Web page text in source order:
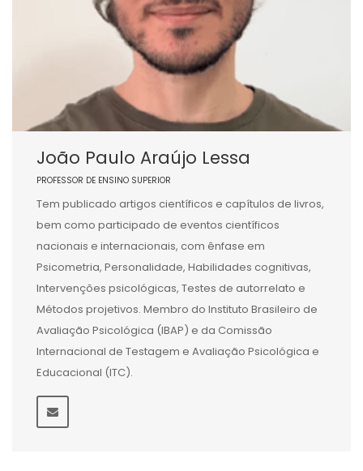
João Paulo Araújo Lessa
PROFESSOR DE ENSINO SUPERIOR
Tem publicado artigos científicos e capítulos de livros,
bem como participado de eventos científicos
nacionais e internacionais, com ênfase em
Psicometria, Personalidade, Habilidades cognitivas,
Intervenções psicológicas, Testes de autorrelato e
Métodos projetivos. Membro do Instituto Brasileiro de
Avaliação Psicológica (IBAP) e da Comissão
Internacional de Testagem e Avaliação Psicológica e
Educacional (ITC).